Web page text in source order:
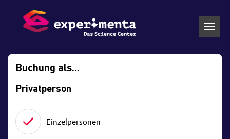
Buchung als...
Privatperson
Einzelpersonen